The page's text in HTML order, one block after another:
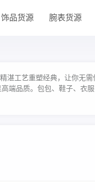
饰品货源 腕表货源
湛工艺重塑经典，让你无
端品质。包包、鞋子、衣